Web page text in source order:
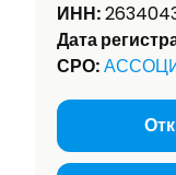
ИНН:
Дата
СРО: